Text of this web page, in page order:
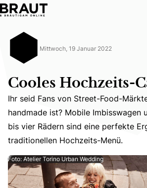
Mittwoch, 19 Januar 2022
Cooles Hochzeits-
Ihr seid Fans von Street-Food-
Ihr seid Fans von Street-Food-
handmade ist? Mobile Imbisswagen
bis vier Rädern sind eine perfekte
traditionellen Hochzeits-Menü.
Foto: Atelier Torino Urban Wedding